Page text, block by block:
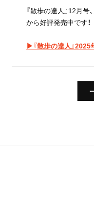
『散歩の達人』12月号
から好評発売中です！
▶『散歩の達人』